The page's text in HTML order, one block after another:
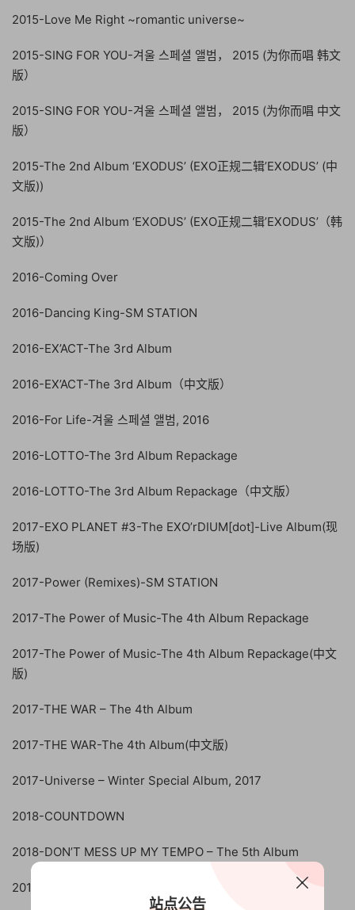
2015-Love Me Right ~romantic universe~
2015-SING FOR YOU-겨울 스페셜 앨범， 2015 (为你而唱 韩文
版）
2015-SING FOR YOU-겨울 스페셜 앨범， 2015 (为你而唱 中文
版）
2015-The 2nd Album ‘EXODUS’ (EXO正规二辑’EXODUS’ (中
文版))
2015-The 2nd Album ‘EXODUS’ (EXO正规二辑’EXODUS’（韩
文版)）
2016-Coming Over
2016-Dancing King-SM STATION
2016-EX’ACT-The 3rd Album
2016-EX’ACT-The 3rd Album（中文版）
2016-For Life-겨울 스페셜 앨범, 2016
2016-LOTTO-The 3rd Album Repackage
2016-LOTTO-The 3rd Album Repackage（中文版）
2017-EXO PLANET #3-The EXO’rDIUM[dot]-Live Album(现
场版)
2017-Power (Remixes)-SM STATION
2017-The Power of Music-The 4th Album Repackage
2017-The Power of Music-The 4th Album Repackage(中文
版)
2017-THE WAR – The 4th Album
2017-THE WAR-The 4th Album(中文版)
2017-Universe – Winter Special Album, 2017
2018-COUNTDOWN
2018-DON’T MESS UP MY TEMPO – The 5th Album
2018-LOVE SHOT – The 5th Album Repackage
站点公告